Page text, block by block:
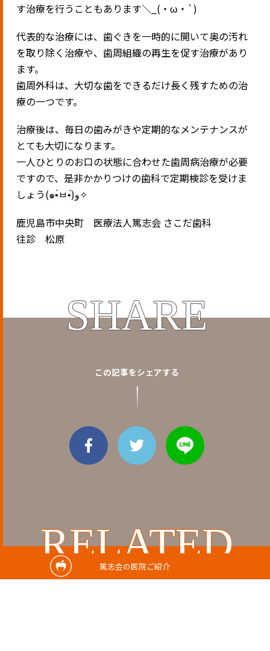
篤志会の医院ご紹介
す治療を行うこともあります＼_(・ω・`)
代表的な治療には、歯ぐきを一時的に開いて奥の汚れ
を取り除く治療や、歯周組織の再生を促す治療があり
ます。
歯周外科は、大切な歯をできるだけ長く残すための治
療の一つです。
治療後は、毎日の歯みがきや定期的なメンテナンスが
とても大切になります。
一人ひとりのお口の状態に合わせた歯周病治療が必要
ですので、是非かかりつけの歯科で定期検診を受けま
しょう(๑•̀ㅂ•́)و✧
鹿児島市中央町 医療法人篤志会 さこだ歯科
往診 松原
SHARE
この記事をシェアする
RELATED
関連記事